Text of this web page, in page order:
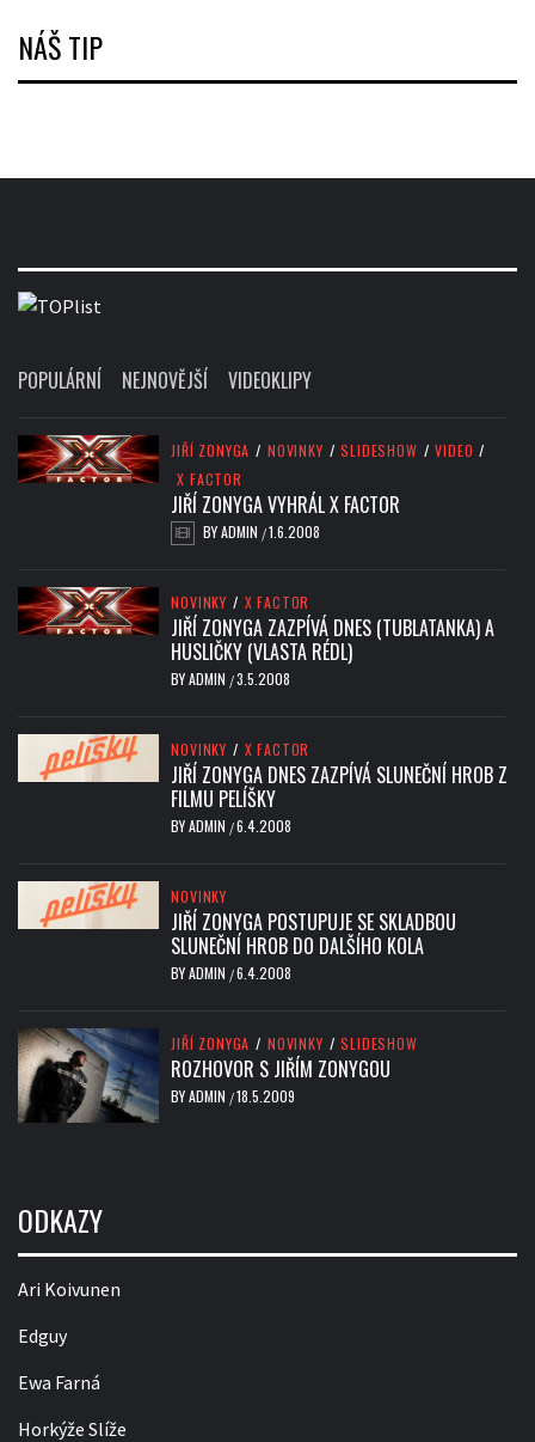
NÁŠ TIP
POPULÁRNÍ NEJNOVĚJŠÍ VIDEOKLIPY
JIŘÍ ZONYGA / NOVINKY / SLIDESHOW / VIDEO /
X FACTOR
JIŘÍ ZONYGA VYHRÁL X FACTOR
BYADMIN /1.6.2008
NOVINKY / X FACTOR
JIŘÍ ZONYGA ZAZPÍVÁ DNES (TUBLATANKA) A
HUSLIČKY (VLASTA RÉDL)
BYADMIN /3.5.2008
NOVINKY / X FACTOR
JIŘÍ ZONYGA DNES ZAZPÍVÁ SLUNEČNÍ HROB Z
FILMU PELÍŠKY
BYADMIN /6.4.2008
NOVINKY
JIŘÍ ZONYGA POSTUPUJE SE SKLADBOU
SLUNEČNÍ HROB DO DALŠÍHO KOLA
BYADMIN /6.4.2008
JIŘÍ ZONYGA / NOVINKY / SLIDESHOW
ROZHOVOR S JIŘÍM ZONYGOU
BYADMIN /18.5.2009
ODKAZY
Ari Koivunen
Edguy
Ewa Farná
Horkýže Slíže